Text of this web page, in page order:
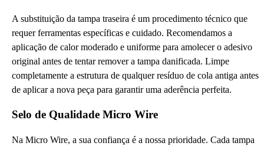
A substituição da tampa traseira é um procedimento técnico que
requer ferramentas específicas e cuidado. Recomendamos a
aplicação de calor moderado e uniforme para amolecer o adesivo
original antes de tentar remover a tampa danificada. Limpe
completamente a estrutura de qualquer resíduo de cola antiga antes
de aplicar a nova peça para garantir uma aderência perfeita.
Selo de Qualidade Micro Wire
Na Micro Wire, a sua confiança é a nossa prioridade. Cada tampa